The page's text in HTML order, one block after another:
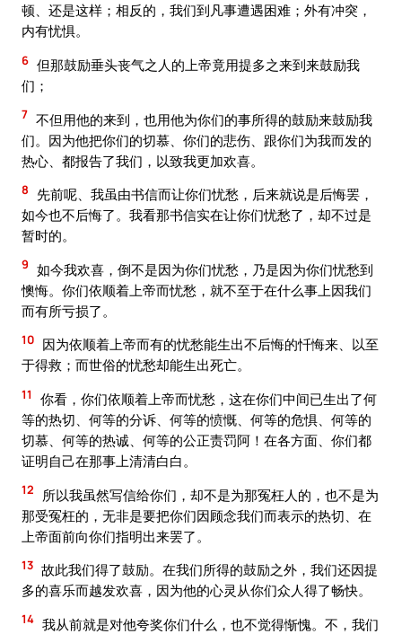
顿、还是这样；相反的，我们到凡事遭遇困难；外有冲突，
内有忧惧。
6 但那鼓励垂头丧气之人的上帝竟用提多之来到来鼓励我
们；
7 不但用他的来到，也用他为你们的事所得的鼓励来鼓励我
们。因为他把你们的切慕、你们的悲伤、跟你们为我而发的
热心、都报告了我们，以致我更加欢喜。
8
先前呢、我虽由书信而让你们忧愁，后来就说是后悔罢，
如今也不后悔了。我看那书信实在让你们忧愁了，却不过是
暂时的。
9 如今我欢喜，倒不是因为你们忧愁，乃是因为你们忧愁到
懊悔。你们依顺着上帝而忧愁，就不至于在什么事上因我们
而有所亏损了。
10 因为依顺着上帝而有的忧愁能生出不后悔的忏悔来、以至
于得救；而世俗的忧愁却能生出死亡。
11
你看，你们依顺着上帝而忧愁，这在你们中间已生出了何
等的热切、何等的分诉、何等的愤慨、何等的危惧、何等的
切慕、何等的热诚、何等的公正责罚阿！在各方面、你们都
证明自己在那事上清清白白。
12
所以我虽然写信给你们，却不是为那冤枉人的，也不是为
那受冤枉的，无非是要把你们因顾念我们而表示的热切、在
上帝面前向你们指明出来罢了。
13 故此我们得了鼓励。在我们所得的鼓励之外，我们还因提
多的喜乐而越发欢喜，因为他的心灵从你们众人得了畅快。
14 我从前就是对他夸奖你们什么，也不觉得惭愧。不，我们